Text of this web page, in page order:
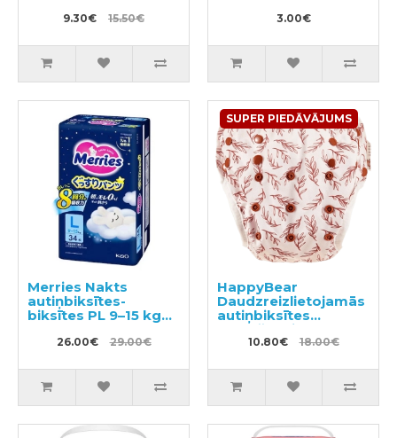
9.30€ 15.50€ 3.00€
Merries Nakts
autiņbiksītes-
biksītes PL 9–15 kg
26.00€ 29.00€
SUPER PIEDĀVĀJUMS
HappyBear
Daudzreizlietojamās
autiņbiksītes
peldēšanai
10.80€ 18.00€